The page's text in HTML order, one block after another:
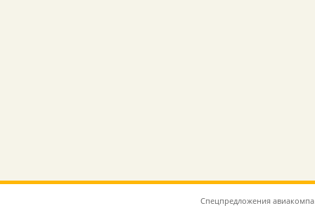
Спецпредложения